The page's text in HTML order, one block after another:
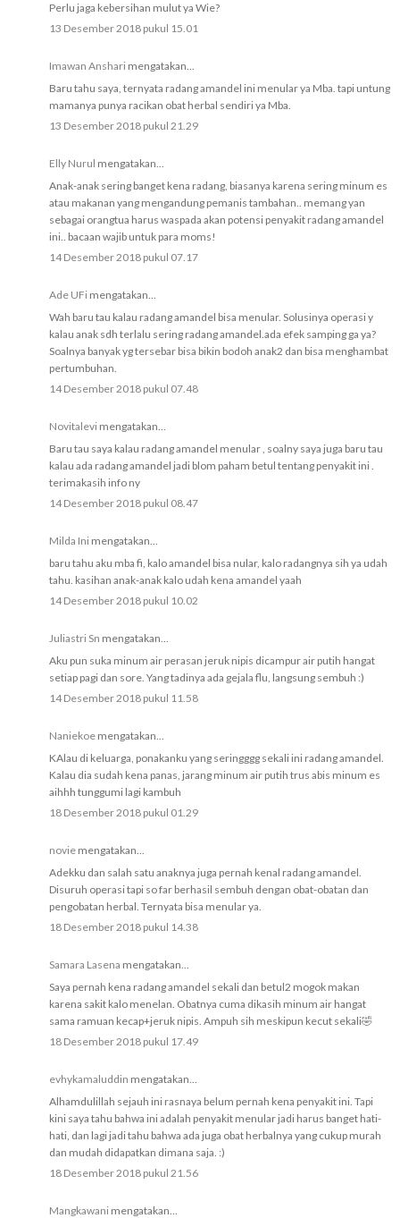
Perlu jaga kebersihan mulut ya Wie?
13 Desember 2018 pukul 15.01
Imawan Anshari mengatakan...
Baru tahu saya, ternyata radang amandel ini menular ya Mba. tapi untung
mamanya punya racikan obat herbal sendiri ya Mba.
13 Desember 2018 pukul 21.29
Elly Nurul mengatakan...
Anak-anak sering banget kena radang, biasanya karena sering minum es
atau makanan yang mengandung pemanis tambahan.. memang yan
sebagai orangtua harus waspada akan potensi penyakit radang amandel
ini.. bacaan wajib untuk para moms!
14 Desember 2018 pukul 07.17
Ade UFi mengatakan...
Wah baru tau kalau radang amandel bisa menular. Solusinya operasi y
kalau anak sdh terlalu sering radang amandel.ada efek samping ga ya?
Soalnya banyak yg tersebar bisa bikin bodoh anak2 dan bisa menghambat
pertumbuhan.
14 Desember 2018 pukul 07.48
Novitalevi mengatakan...
Baru tau saya kalau radang amandel menular , soalny saya juga baru tau
kalau ada radang amandel jadi blom paham betul tentang penyakit ini .
terimakasih info ny
14 Desember 2018 pukul 08.47
Milda Ini mengatakan...
baru tahu aku mba fi, kalo amandel bisa nular, kalo radangnya sih ya udah
tahu. kasihan anak-anak kalo udah kena amandel yaah
14 Desember 2018 pukul 10.02
Juliastri Sn mengatakan...
Aku pun suka minum air perasan jeruk nipis dicampur air putih hangat
setiap pagi dan sore. Yang tadinya ada gejala flu, langsung sembuh :)
14 Desember 2018 pukul 11.58
Naniekoe mengatakan...
KAlau di keluarga, ponakanku yang seringggg sekali ini radang amandel.
Kalau dia sudah kena panas, jarang minum air putih trus abis minum es
aihhh tunggumi lagi kambuh
18 Desember 2018 pukul 01.29
novie mengatakan...
Adekku dan salah satu anaknya juga pernah kenal radang amandel.
Disuruh operasi tapi so far berhasil sembuh dengan obat-obatan dan
pengobatan herbal. Ternyata bisa menular ya.
18 Desember 2018 pukul 14.38
Samara Lasena mengatakan...
Saya pernah kena radang amandel sekali dan betul2 mogok makan
karena sakit kalo menelan. Obatnya cuma dikasih minum air hangat
sama ramuan kecap+jeruk nipis. Ampuh sih meskipun kecut sekali🤣
18 Desember 2018 pukul 17.49
evhykamaluddin mengatakan...
Alhamdulillah sejauh ini rasnaya belum pernah kena penyakit ini. Tapi
kini saya tahu bahwa ini adalah penyakit menular jadi harus banget hati-
hati, dan lagi jadi tahu bahwa ada juga obat herbalnya yang cukup murah
dan mudah didapatkan dimana saja. :)
18 Desember 2018 pukul 21.56
Mangkawani mengatakan...